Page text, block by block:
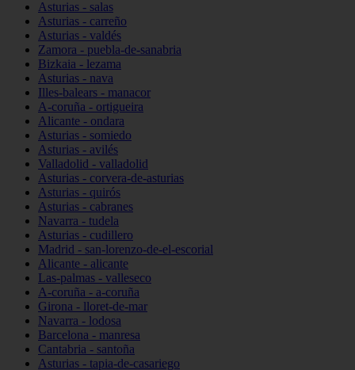
Asturias - salas
Asturias - carreño
Asturias - valdés
Zamora - puebla-de-sanabria
Bizkaia - lezama
Asturias - nava
Illes-balears - manacor
A-coruña - ortigueira
Alicante - ondara
Asturias - somiedo
Asturias - avilés
Valladolid - valladolid
Asturias - corvera-de-asturias
Asturias - quirós
Asturias - cabranes
Navarra - tudela
Asturias - cudillero
Madrid - san-lorenzo-de-el-escorial
Alicante - alicante
Las-palmas - valleseco
A-coruña - a-coruña
Girona - lloret-de-mar
Navarra - lodosa
Barcelona - manresa
Cantabria - santoña
Asturias - tapia-de-casariego